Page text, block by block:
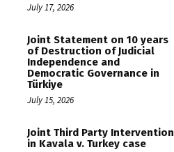
July 17, 2026
Joint Statement on 10 years
of Destruction of Judicial
Independence and
Democratic Governance in
Türkiye
July 15, 2026
Joint Third Party Intervention
in Kavala v. Turkey case